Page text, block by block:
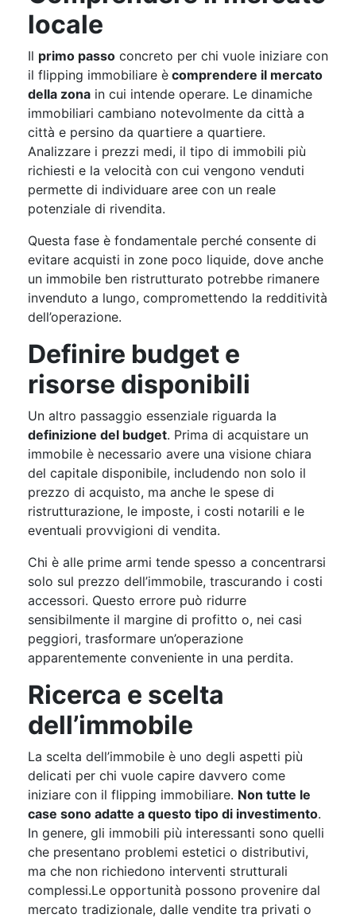
locale
Il primo passo concreto per chi vuole iniziare con
il flipping immobiliare è comprendere il mercato
della zona in cui intende operare. Le dinamiche
immobiliari cambiano notevolmente da città a
città e persino da quartiere a quartiere.
Analizzare i prezzi medi, il tipo di immobili più
richiesti e la velocità con cui vengono venduti
permette di individuare aree con un reale
potenziale di rivendita.
Questa fase è fondamentale perché consente di
evitare acquisti in zone poco liquide, dove anche
un immobile ben ristrutturato potrebbe rimanere
invenduto a lungo, compromettendo la redditività
dell’operazione.
Definire budget e
risorse disponibili
Un altro passaggio essenziale riguarda la
definizione del budget. Prima di acquistare un
immobile è necessario avere una visione chiara
del capitale disponibile, includendo non solo il
prezzo di acquisto, ma anche le spese di
ristrutturazione, le imposte, i costi notarili e le
eventuali provvigioni di vendita.
Chi è alle prime armi tende spesso a concentrarsi
solo sul prezzo dell’immobile, trascurando i costi
accessori. Questo errore può ridurre
sensibilmente il margine di profitto o, nei casi
peggiori, trasformare un’operazione
apparentemente conveniente in una perdita.
Ricerca e scelta
dell’immobile
La scelta dell’immobile è uno degli aspetti più
delicati per chi vuole capire davvero come
iniziare con il flipping immobiliare. Non tutte le
case sono adatte a questo tipo di investimento.
In genere, gli immobili più interessanti sono quelli
che presentano problemi estetici o distributivi,
ma che non richiedono interventi strutturali
complessi.Le opportunità possono provenire dal
mercato tradizionale, dalle vendite tra privati o